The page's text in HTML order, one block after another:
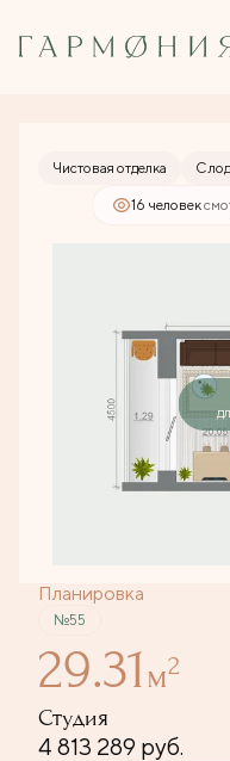
Студия29.31 м
Чистовая отделка С
16 человек
Планировка
№55
29.31м2
Студия
4 813 289 руб.